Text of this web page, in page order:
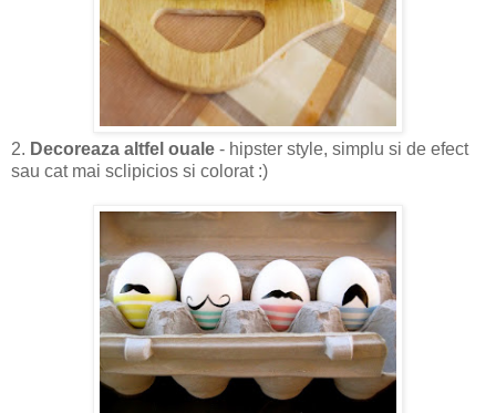
2. Decoreaza altfel ouale - hipster style, simplu si de efect
sau cat mai sclipicios si colorat :)